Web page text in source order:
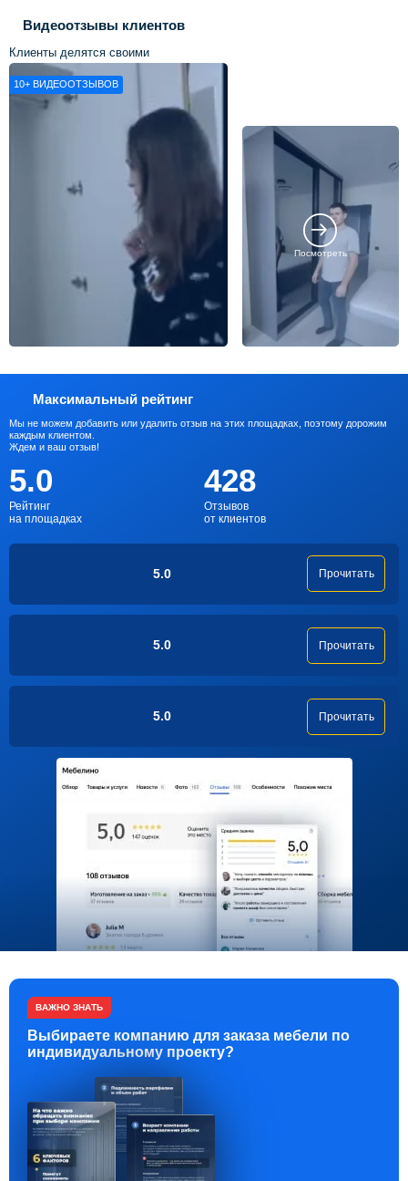
Видеоотзывы клиентов
Клиенты делятся своими
впечатлениями о нашей работе
10+ ВИДЕООТЗЫВОВ
Посмотреть
Максимальный рейтинг
Мы не можем добавить или удалить отзыв на этих площадках, поэтому дорожим
каждым клиентом.
Ждем и ваш отзыв!
5.0
Рейтинг
на площадках
428
Отзывов
от клиентов
5.0 Прочитать
5.0 Прочитать
5.0 Прочитать
ВАЖНО ЗНАТЬ
Выбираете компанию для заказа мебели по
индивидуальному проекту?